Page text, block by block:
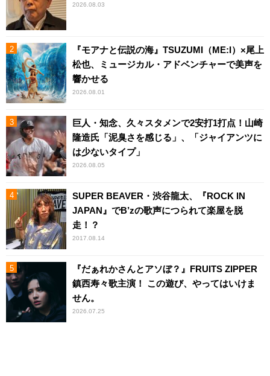
2026.08.03
『モアナと伝説の海』TSUZUMI（ME:I）×尾上
松也、ミュージカル・アドベンチャーで美声を
響かせる
2026.08.01
巨人・知念、久々スタメンで2安打1打点！山崎
隆造氏「泥臭さを感じる」、「ジャイアンツに
は少ないタイプ」
2026.08.05
SUPER BEAVER・渋谷龍太、『ROCK IN
JAPAN』でB’zの歌声につられて楽屋を脱
走！？
2017.08.14
『だぁれかさんとアソぼ？』FRUITS ZIPPER
鎮西寿々歌主演！ この遊び、やってはいけま
せん。
2026.07.25